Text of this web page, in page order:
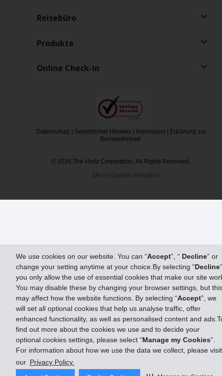
We use cookies on our website. You can “Accept”, “ Decline” or
change your setting anytime at your choice.By selecting “Decline”
you only allow the use of essential cookies that make our site
You may disable these by changing your browser settings, but
may affect how the website functions. By selecting “Accept”, we
will set all optional cookies that help us analyse traffic, offer
enhanced functionality, as well as personalised content and
find out more about the cookies we use and to decide your
optional cookies settings, please select “Manage my Cookies”.
For information about how we use the data we collect, please visit
our Privacy Policy.
Reisebüro
Produkte
Online Check-in
Datenschutz | Gesetzlicher Hinweis | Impressum | Erklärung zur
Barrierefreiheit
© 2026 The Hertz Corporation. All Rights Reserved.
Meine Cookies verwalten